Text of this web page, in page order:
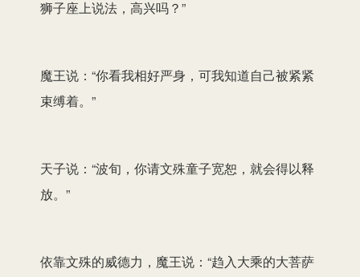
狮子座上说法，高兴吗？”
魔王说：“你看我相好严身，可我知道自己被紧紧
束缚着。”
天子说：“波旬，你请文殊童子宽恕，就会得以释
放。”
依靠文殊的威德力，魔王说：“趋入大乘的大菩萨